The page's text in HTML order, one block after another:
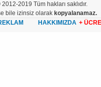
2019 Tüm hakları saklıdır.
bile izinsiz olarak kopyalanamaz.
HAKKIMIZDA +